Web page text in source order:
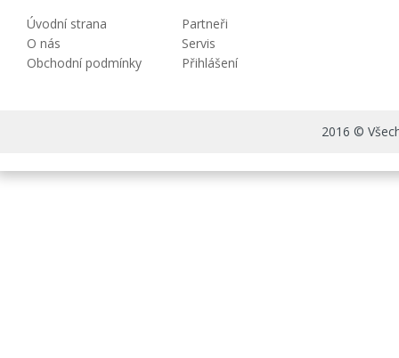
Úvodní strana
O nás
Obchodní podmínky
Partneři
Servis
Přihlášení
2016 ©